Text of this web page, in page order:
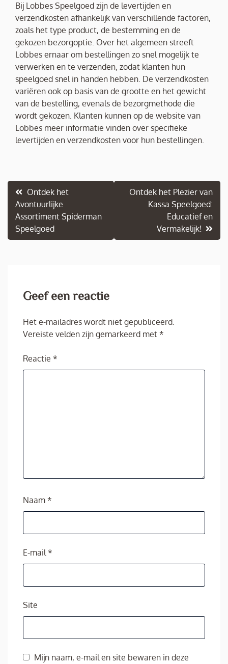
Bij Lobbes Speelgoed zijn de levertijden en
verzendkosten afhankelijk van verschillende factoren,
zoals het type product, de bestemming en de
gekozen bezorgoptie. Over het algemeen streeft
Lobbes ernaar om bestellingen zo snel mogelijk te
verwerken en te verzenden, zodat klanten hun
speelgoed snel in handen hebben. De verzendkosten
variëren ook op basis van de grootte en het gewicht
van de bestelling, evenals de bezorgmethode die
wordt gekozen. Klanten kunnen op de website van
Lobbes meer informatie vinden over specifieke
levertijden en verzendkosten voor hun bestellingen.
Berichtnavigatie
Ontdek het
Avontuurlijke
Assortiment Spiderman
Speelgoed
Ontdek het Plezier van
Kassa Speelgoed:
Educatief en
Vermakelijk!
Geef een reactie
Het e-mailadres wordt niet gepubliceerd.
Vereiste velden zijn gemarkeerd met *
Reactie *
Naam *
E-mail*
Site
Mijn naam, e-mail en site bewaren in deze